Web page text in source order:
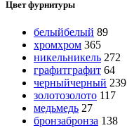
Цвет фурнитуры
белыйбелый 89
хромхром 365
никельникель 272
графитграфит 64
черныйчерный 239
золотозолото 117
медьмедь 27
бронзабронза 138